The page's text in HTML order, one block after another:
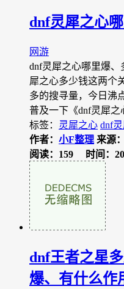
dnf灵犀之心
网游
dnf灵犀之心哪里爆、
犀之心多少钱这两个
多的搜寻量，今日沸
普及一下《dnf灵犀
标签： 灵犀之心 dnf
作者： 小F整理 来源：
阅读：159
时间：
dnf王者之星
爆、有什么作